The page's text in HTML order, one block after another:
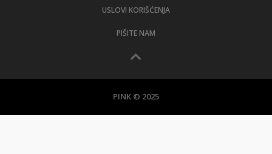
USLOVI KORIŠĆENJA
PIŠITE NAM
PINK © 2025